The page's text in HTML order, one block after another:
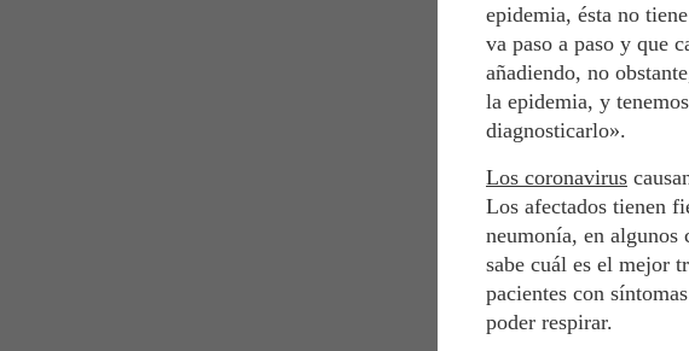
epidemia, ésta no
va paso a paso y que
añadiendo, no
la epidemia, y
diagnosticarlo».
Los coronavirus
Los afectados tienen
neumonía, en algunos
sabe cuál es el mejor
pacientes con
poder respirar.